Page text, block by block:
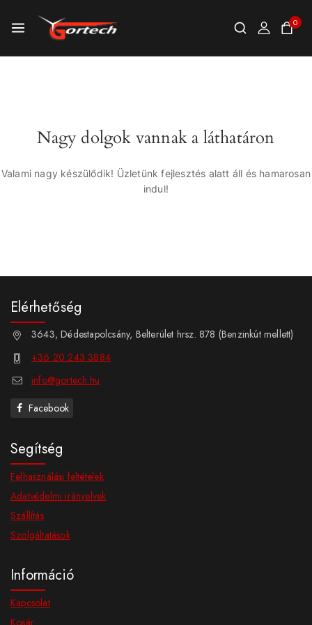
0
Nagy dolgok vannak a láthatáron
Valami nagy készülődik! Üzletünk fejlesztés alatt áll és hamarosan
indul!
Elérhetőség
3643, Dédestapolcsány, Belterület hrsz. 878 (Benzinkút mellett)
+36 20 243 3884
info@gortech.hu
Facebook
Segítség
Felhasználási feltételek
Adatvédelmi irányelvek
Szállítás
Szolgáltatások
Információ
Kapcsolat